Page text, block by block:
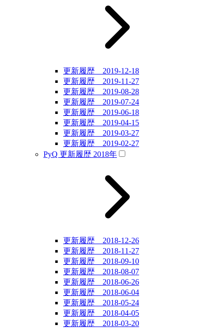
更新履歴 2019-12-18
更新履歴 2019-11-27
更新履歴 2019-08-28
更新履歴 2019-07-24
更新履歴 2019-06-18
更新履歴 2019-04-15
更新履歴 2019-03-27
更新履歴 2019-02-27
PyQ 更新履歴 2018年
更新履歴 2018-12-26
更新履歴 2018-11-27
更新履歴 2018-09-10
更新履歴 2018-08-07
更新履歴 2018-06-26
更新履歴 2018-06-04
更新履歴 2018-05-24
更新履歴 2018-04-05
更新履歴 2018-03-20